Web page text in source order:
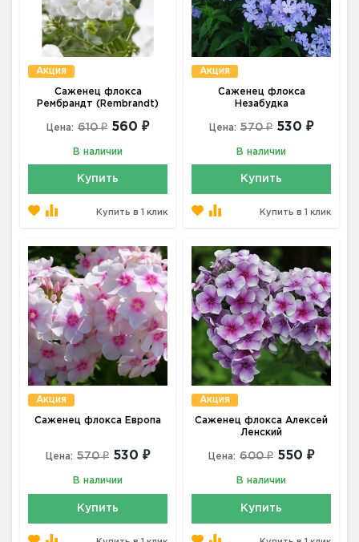
Акция
Саженец флокса
Рембрандт (Rembrandt)
Цена: 610 ₽ 560 ₽
В наличии
Купить
Купить в 1 клик
Акция
Саженец флокса
Незабудка
Цена: 570 ₽ 530 ₽
В наличии
Купить
Купить в 1 клик
Акция
Саженец флокса Европа
Цена: 570 ₽ 530 ₽
В наличии
Купить
Акция
Саженец флокса Алексей
Ленский
Цена: 600 ₽ 550 ₽
В наличии
Купить